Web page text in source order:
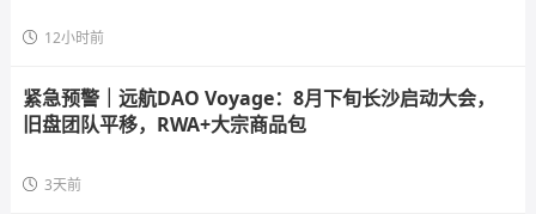
12小时前
紧急预警｜远航DAO Voyage：8月下旬长沙启动大会，
旧盘团队平移，RWA+大宗商品包
3天前